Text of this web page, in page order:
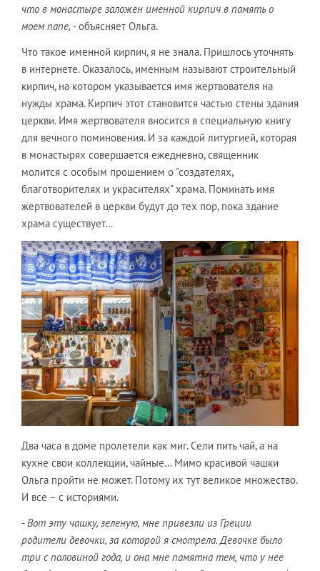
что в монастыре заложен именной кирпич в память о
моем папе, - объясняет Ольга.
Что такое именной кирпич, я не знала. Пришлось уточнять
в интернете. Оказалось, именным называют строительный
кирпич, на котором указывается имя жертвователя на
нужды храма. Кирпич этот становится частью стены здания
церкви. Имя жертвователя вносится в специальную книгу
для вечного поминовения. И за каждой литургией, которая
в монастырях совершается ежедневно, священник
молится с особым прошением о "создателях,
благотворителях и украсителях" храма. Поминать имя
жертвователей в церкви будут до тех пор, пока здание
храма существует…
Два часа в доме пролетели как миг. Сели пить чай, а на
кухне свои коллекции, чайные… Мимо красивой чашки
Ольга пройти не может. Потому их тут великое множество.
И все – с историями.
- Вот эту чашку, зеленую, мне привезли из Греции
родители девочки, за которой я смотрела. Девочке было
три с половиной года, и она мне памятна тем, что у нее